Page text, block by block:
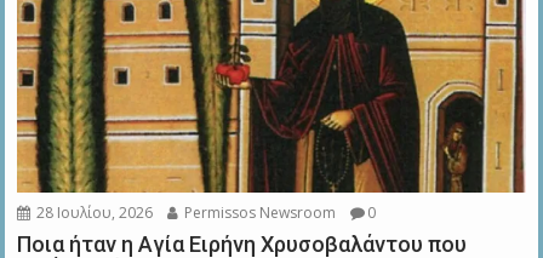
28 Ιουλίου, 2026 Permissos Newsroom 0
Ποια ήταν η Αγία Ειρήνη Χρυσοβαλάντου που